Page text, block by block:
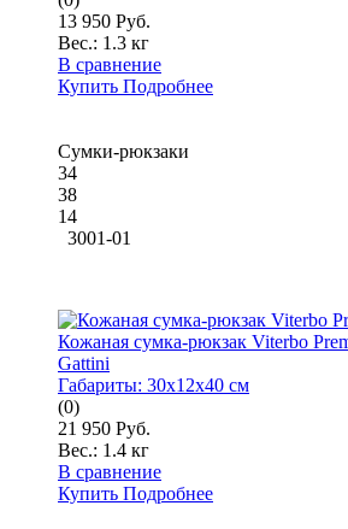
13 950 Руб.
Вес.: 1.3 кг
В сравнение
Купить Подробнее
Сумки-рюкзаки
34
38
14
3001-01
Кожаная сумка-рюкзак Viterbo
Gattini
Габариты: 30x12x40 см
(0)
21 950 Руб.
Вес.: 1.4 кг
В сравнение
Купить Подробнее